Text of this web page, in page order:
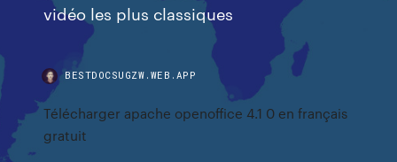
vidéo les plus classiques
BESTDOCSUGZW.WEB.APP
Télécharger apache openoffice 4.1 0 en français
gratuit